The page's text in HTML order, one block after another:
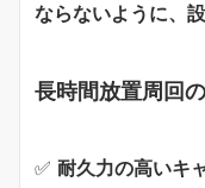
ならないように、
長時間放置周回
✅ 耐久力の高いキ